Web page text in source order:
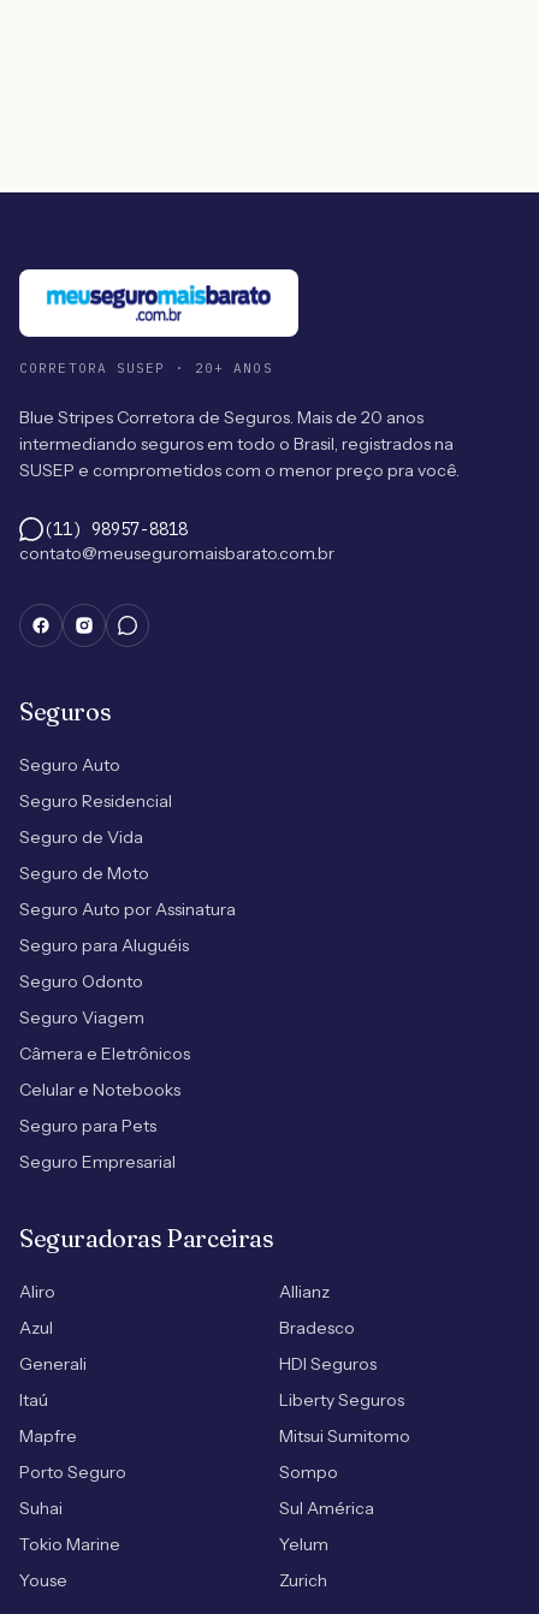
CORRETORA SUSEP · 20+ ANOS
Blue Stripes Corretora de Seguros. Mais de 20 anos
intermediando seguros em todo o Brasil, registrados na
SUSEP e comprometidos com o menor preço pra você.
(11) 98957-8818
contato@meuseguromaisbarato.com.br
Seguros
Seguro Auto
Seguro Residencial
Seguro de Vida
Seguro de Moto
Seguro Auto por Assinatura
Seguro para Aluguéis
Seguro Odonto
Seguro Viagem
Câmera e Eletrônicos
Celular e Notebooks
Seguro para Pets
Seguro Empresarial
Seguradoras Parceiras
Aliro
Allianz
Azul
Bradesco
Generali
HDI Seguros
Itaú
Liberty Seguros
Mapfre
Mitsui Sumitomo
Porto Seguro
Sompo
Suhai
Sul América
Tokio Marine
Yelum
Youse
Zurich